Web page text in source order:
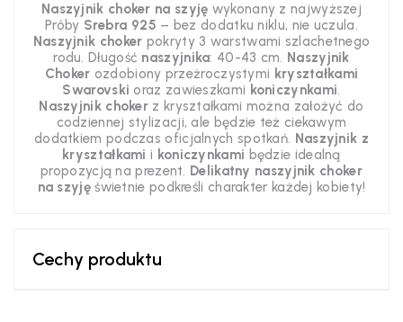
Naszyjnik choker na szyję wykonany z najwyższej
Próby Srebra 925 – bez dodatku niklu, nie uczula.
Naszyjnik choker pokryty 3 warstwami szlachetnego
rodu. Długość naszyjnika: 40-43 cm. Naszyjnik
Choker ozdobiony przeżroczystymi kryształkami
Swarovski oraz zawieszkami koniczynkami.
Naszyjnik choker z kryształkami można założyć do
codziennej stylizacji, ale będzie też ciekawym
dodatkiem podczas oficjalnych spotkań. Naszyjnik z
kryształkami i koniczynkami będzie idealną
propozycją na prezent. Delikatny naszyjnik choker
na szyjęświetnie podkreśli charakter każdej kobiety!
Cechy produktu